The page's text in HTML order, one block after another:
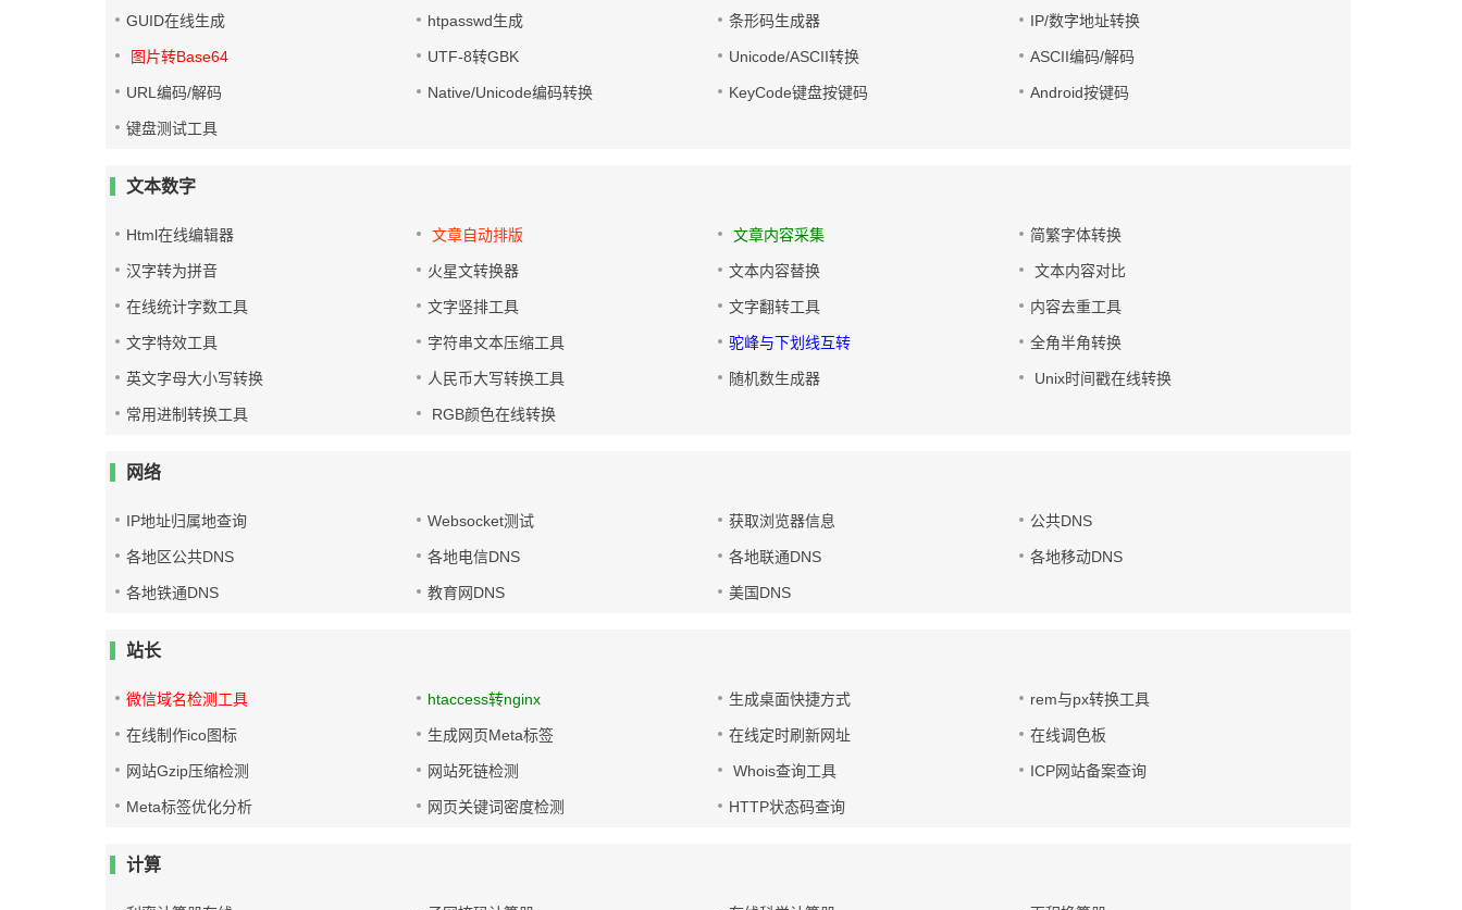
GUID在线生成 htpasswd生成 条形码生成器 IP/数字地址转换
图片转Base64 UTF-8转GBK Unicode/ASCII转换 ASCII编码/解码
URL编码/解码 Native/Unicode编码转换 KeyCode键盘按键码 Android按键码
键盘测试工具
文本数字
Html在线编辑器 文章自动排版 文章内容采集 简繁字体转换
汉字转为拼音 火星文转换器 文本内容替换 文本内容对比
在线统计字数工具 文字竖排工具 文字翻转工具 内容去重工具
文字特效工具 字符串文本压缩工具 驼峰与下划线互转 全角半角转换
英文字母大小写转换 人民币大写转换工具 随机数生成器 Unix时间戳在线转换
常用进制转换工具 RGB颜色在线转换
网络
IP地址归属地查询 Websocket测试 获取浏览器信息 公共DNS
各地区公共DNS 各地电信DNS 各地联通DNS 各地移动DNS
各地铁通DNS 教育网DNS 美国DNS
站长
微信域名检测工具 htaccess转nginx 生成桌面快捷方式 rem与px转换工具
在线制作ico图标 生成网页Meta标签 在线定时刷新网址 在线调色板
网站Gzip压缩检测 网站死链检测 Whois查询工具 ICP网站备案查询
Meta标签优化分析 网页关键词密度检测 HTTP状态码查询
计算